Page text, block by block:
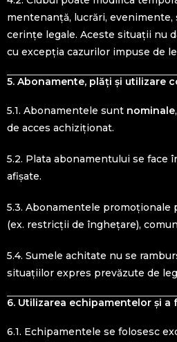
mentenanță, lucrări,
cerințe legale. Aceste situații nu
cu excepția cazurilor impuse de
5. Abonamente, plăți și utilizare
5.1. Abonamentele sunt nominale
de acces achiziționat.
5.2. Plata abonamentului se face
afișate.
5.3. Abonamentele promoționale
(ex. restricții de înghețare),
5.4. Sumele achitate nu se
situațiilor expres prevăzute de
6. Utilizarea echipamentelor și
6.1. Echipamentele se folosesc